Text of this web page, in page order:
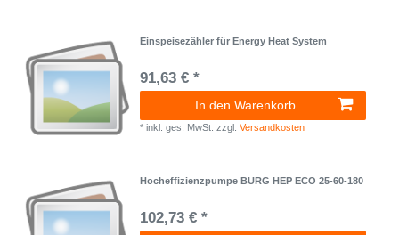
Einspeisezähler für Energy Heat System
91,63 € *
In den Warenkorb
*inkl. ges. MwSt. zzgl.Versandkosten
Hocheffizienzpumpe BURG HEP ECO 25-60-180
102,73 € *